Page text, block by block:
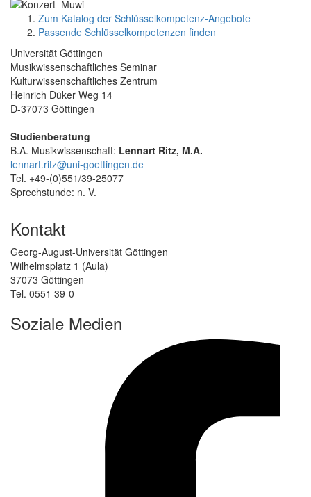
Zum Katalog der Schlüsselkompetenz-Angebote
Passende Schlüsselkompetenzen finden
Universität Göttingen
Musikwissenschaftliches Seminar
Kulturwissenschaftliches Zentrum
Heinrich Düker Weg 14
D-37073 Göttingen
Studienberatung
B.A. Musikwissenschaft: Lennart Ritz, M.A.
lennart.ritz@uni-goettingen.de
Tel. +49-(0)551/39-25077
Sprechstunde: n. V.
Kontakt
Georg-August-Universität Göttingen
Wilhelmsplatz 1 (Aula)
37073 Göttingen
Tel. 0551 39-0
Soziale Medien